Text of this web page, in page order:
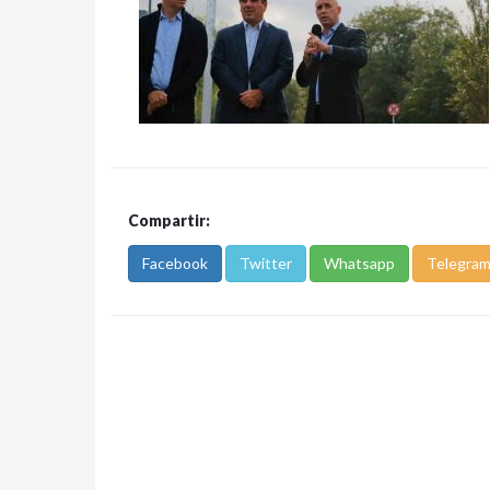
Compartir:
Facebook Twitter Whatsapp Telegram